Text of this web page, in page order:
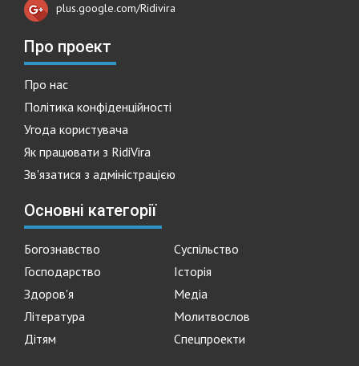
plus.google.com/Ridivira
Про проект
Про нас
Політика конфіденційності
Угода користувача
Як працювати з RidiVira
Зв'язатися з адміністрацією
Основні категорії
Богознавство
Суспільство
Господарство
Історія
Здоров'я
Медіа
Література
Молитвослов
Дітям
Спецпроекти